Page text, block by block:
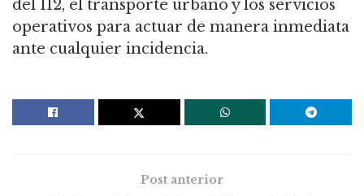
del 112, el transporte urbano y los servicios
operativos para actuar de manera inmediata
ante cualquier incidencia.
Post anterior